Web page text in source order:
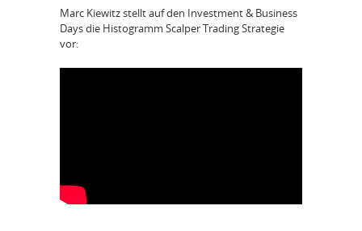
Marc Kiewitz stellt auf den Investment & Business
Days die Histogramm Scalper Trading Strategie
vor: